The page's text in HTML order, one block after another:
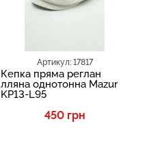
Артикул: 17817
Кепка пряма реглан
лляна однотонна Mazur
KP13-L95
450 грн